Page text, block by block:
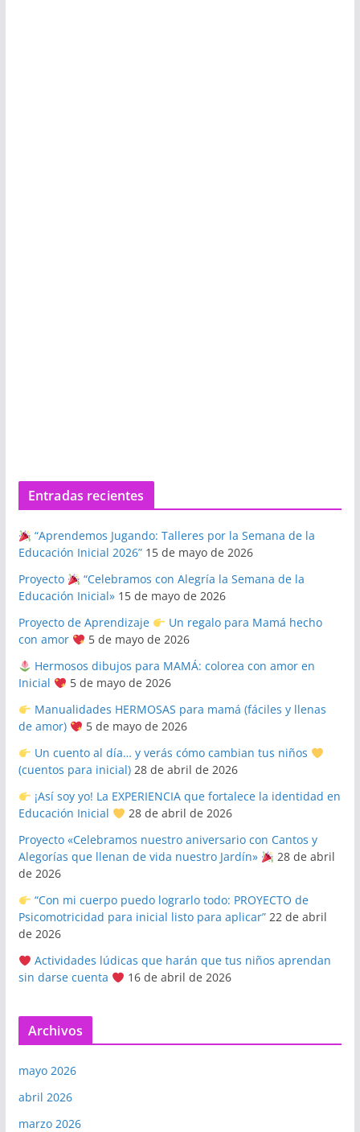
Entradas recientes
“Aprendemos Jugando: Talleres por la Semana de la
Educación Inicial 2026” 15 de mayo de 2026
Proyecto
“Celebramos con Alegría la Semana de la
Educación Inicial» 15 de mayo de 2026
Proyecto de Aprendizaje
Un regalo para Mamá hecho
con amor
5 de mayo de 2026
Hermosos dibujos para MAMÁ: colorea con amor en
Inicial
5 de mayo de 2026
Manualidades HERMOSAS para mamá (fáciles y llenas
de amor)
5 de mayo de 2026
Un cuento al día… y verás cómo cambian tus niños
(cuentos para inicial) 28 de abril de 2026
¡Así soy yo! La EXPERIENCIA que fortalece la identidad en
Educación Inicial
28 de abril de 2026
Proyecto «Celebramos nuestro aniversario con Cantos y
Alegorías que llenan de vida nuestro Jardín»
28 de abril
de 2026
“Con mi cuerpo puedo lograrlo todo: PROYECTO de
Psicomotricidad para inicial listo para aplicar” 22 de abril
de 2026
Actividades lúdicas que harán que tus niños aprendan
sin darse cuenta
16 de abril de 2026
Archivos
mayo 2026
abril 2026
marzo 2026